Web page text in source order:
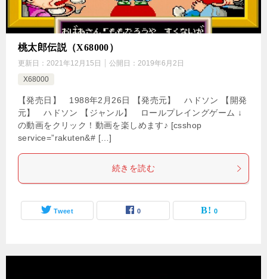
桃太郎伝説（X68000）
更新日： 2021年12月15日 公開日： 2019年6月2日
X68000
【発売日】 1988年2月26日 【発売元】 ハドソン 【開発
元】 ハドソン 【ジャンル】 ロールプレイングゲーム ↓
の動画をクリック！動画を楽しめます♪ [csshop
service=”rakuten&# […]
続きを読む
Tweet 0 0